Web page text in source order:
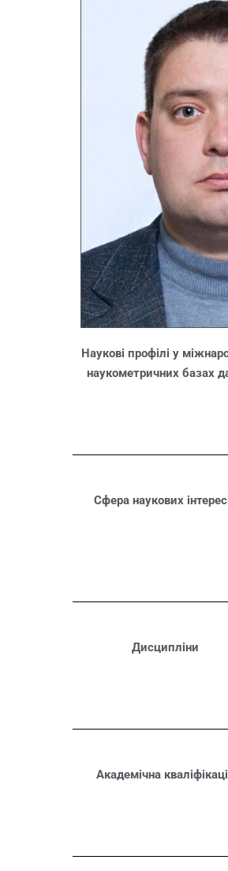
Наукові профілі у
наукометричних базах
Сфера наукових
Дисципліни
Академічна